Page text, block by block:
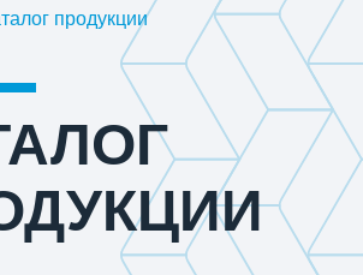
продукции